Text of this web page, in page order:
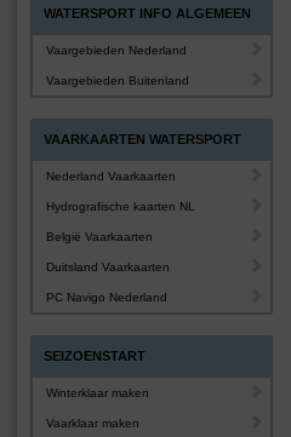
WATERSPORT INFO ALGEMEEN
Vaargebieden Nederland
Vaargebieden Buitenland
VAARKAARTEN WATERSPORT
Nederland Vaarkaarten
Hydrografische kaarten NL
België Vaarkaarten
Duitsland Vaarkaarten
PC Navigo Nederland
SEIZOENSTART
Winterklaar maken
Vaarklaar maken